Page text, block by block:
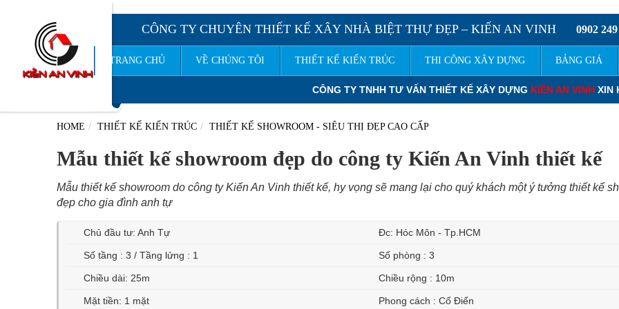
CÔNG TY CHUYÊN THIẾT KẾ XÂY NHÀ BIỆT THỰ ĐẸP – KIẾN AN VINH 0902
TRANG CHỦ VỀ CHÚNG TÔI THIẾT KẾ KIẾN TRÚC THI CÔNG XÂY DỰNG BẢNG GIÁ
CÔNG TY TNHH TƯ VẤN THIẾT KẾ XÂY DỰNGKIẾN AN VINHXIN KÍNH CHÀO QUÝ KHÁCH.
HOME THIẾT KẾ KIẾN TRÚC THIẾT KẾ SHOWROOM - SIÊU THỊ ĐẸP CAO CẤP
Mẫu thiết kế showroom đẹp do công ty Kiến An Vinh thiết kế
Mẫu thiết kế showroom do công ty Kiến An Vinh thiết kế, hy vọng sẽ mang lại cho quý khách một ý tưởng thiết kế
đẹp cho gia đình anh tự
Chủ đầu tư: Anh Tự Đc: Hóc Môn - Tp.HCM
Số tầng : 3 / Tầng lửng : 1 Số phòng : 3
Chiều dài: 25m Chiều rộng : 10m
Mặt tiền: 1 mặt Phong cách : Cổ Điển